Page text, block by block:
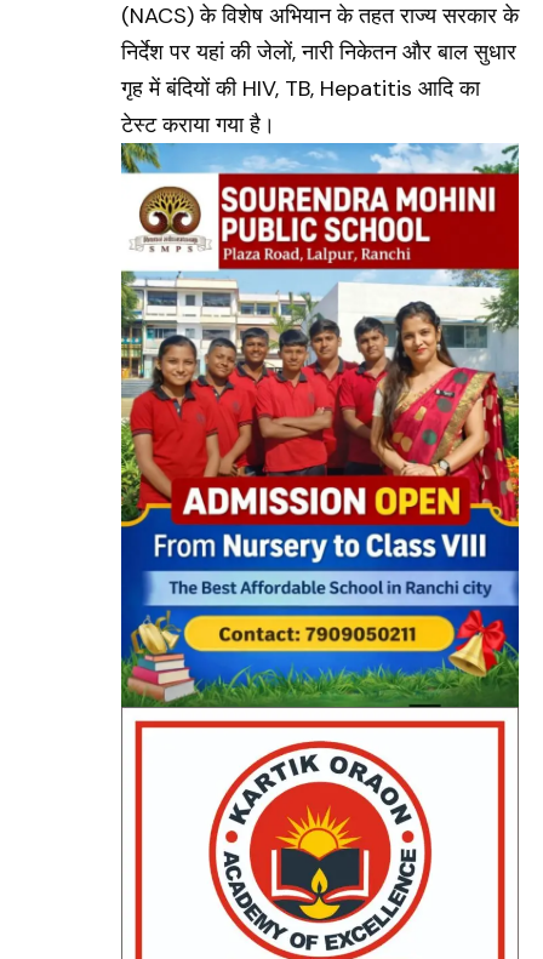
(NACS) के विशेष अभियान के तहत राज्य सरकार के
निर्देश पर यहां की जेलों, नारी निकेतन और बाल सुधार
गृह में बंदियों की HIV, TB, Hepatitis आदि का
टेस्ट कराया गया है।